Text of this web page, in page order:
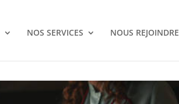
NOS SERVICES NOUS REJOINDRE